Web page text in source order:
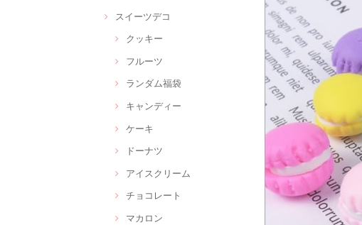
スイーツデコ
クッキー
フルーツ
ランダム福袋
キャンディー
ケーキ
ドーナツ
アイスクリーム
チョコレート
マカロン